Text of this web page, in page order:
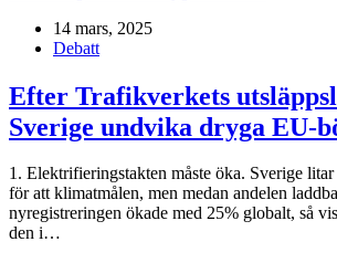
14 mars, 2025
Debatt
Efter Trafikverkets
Sverige undvika dryga EU-
1. Elektrifieringstakten måste öka. Sverige
för att klimatmålen, men medan andelen
nyregistreringen ökade med 25% globalt, så
den i…